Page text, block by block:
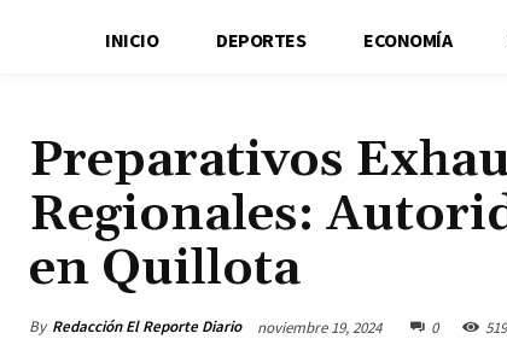
INICIO DEPORTES ECONOMÍA
Preparativos
Regionales:
en Quillota
By Redacción El Reporte Diario noviembre 19, 2024 0 519